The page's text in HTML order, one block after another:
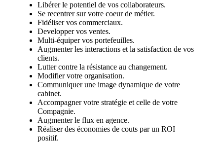
Libérer le potentiel de vos collaborateurs.
Se recentrer sur votre coeur de métier.
Fidéliser vos commerciaux.
Developper vos ventes.
Multi-équiper vos portefeuilles.
Augmenter les interactions et la satisfaction de vos
clients.
Lutter contre la résistance au changement.
Modifier votre organisation.
Communiquer une image dynamique de votre
cabinet.
Accompagner votre stratégie et celle de votre
Compagnie.
Augmenter le flux en agence.
Réaliser des économies de couts par un ROI
positif.